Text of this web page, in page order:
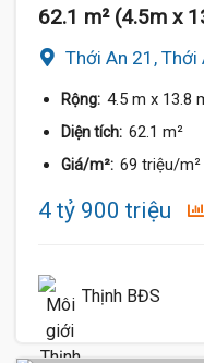
62.1 m² (4.5m x
Thới An 21, Thới
Rộng: 4.5 m x 13.8
Diện tích: 62.1 m²
Giá/m²: 69 triệu/m²
4 tỷ 900 triệu
Thịnh BĐS